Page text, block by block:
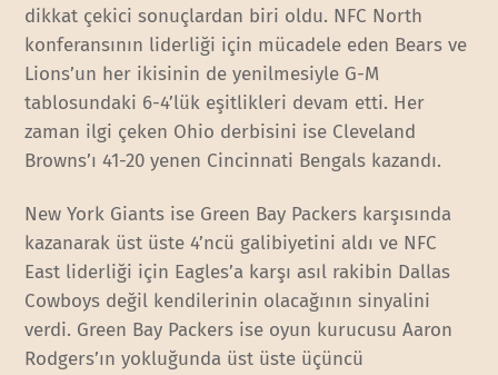
dikkat çekici sonuçlardan biri oldu. NFC North
konferansının liderliği için mücadele eden Bears ve
Lions’un her ikisinin de yenilmesiyle G-M
tablosundaki 6-4’lük eşitlikleri devam etti. Her
zaman ilgi çeken Ohio derbisini ise Cleveland
Browns’ı 41-20 yenen Cincinnati Bengals kazandı.
New York Giants ise Green Bay Packers karşısında
kazanarak üst üste 4’ncü galibiyetini aldı ve NFC
East liderliği için Eagles’a karşı asıl rakibin Dallas
Cowboys değil kendilerinin olacağının sinyalini
verdi. Green Bay Packers ise oyun kurucusu Aaron
Rodgers’ın yokluğunda üst üste üçüncü